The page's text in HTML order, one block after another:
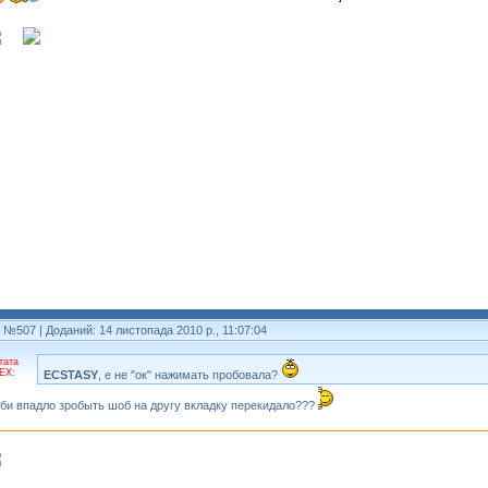
№507 | Доданий: 14 листопада 2010 р., 11:07:04
ECSTASY , е не "ок" нажимать пробовала?
впадло зробыть шоб на другу вкладку перекидало???